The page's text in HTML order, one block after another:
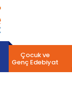
Çocuk ve
Genç Edebiyat